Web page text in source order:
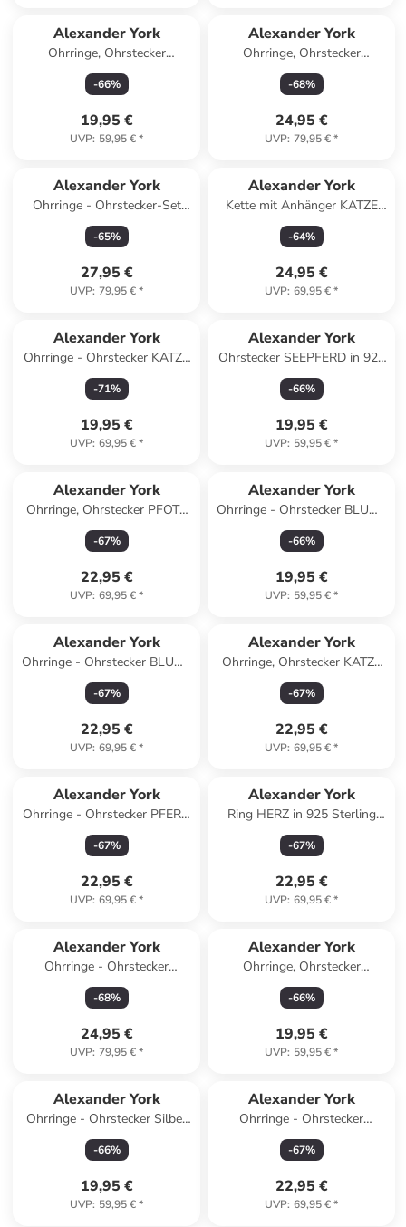
Alexander York
Ohrringe, Ohrstecker
REGENBOGEN in 925 Sterling
Silber, 2-tlg.
-66%
19,95 €
UVP: 59,95 €*
Alexander York
Ohrringe, Ohrstecker
STERNSCHWEIF HERZ in
925 Sterling Silber, 2-tlg.
-68%
24,95 €
UVP: 79,95 €*
Alexander York
Ohrringe - Ohrstecker-Set
REGENBOGEN - EINHORN in
925 Silber - 4-tlg.
-65%
27,95 €
UVP: 79,95 €*
Alexander York
Kette mit Anhänger KATZE
mit Kristall light rose in 925
Silber in silber
-64%
24,95 €
UVP: 69,95 €*
Alexander York
Ohrringe - Ohrstecker KATZE
weiß - stehend in 925 Silber -
2-tlg.
-71%
19,95 €
UVP: 69,95 €*
Alexander York
Ohrstecker SEEPFERD in 925
Sterling Silber, 2-tlg.
-66%
19,95 €
UVP: 59,95 €*
Alexander York
Ohrringe, Ohrstecker PFOTE
fuchsia in 925 Sterling Silber,
2-tlg.
-67%
22,95 €
UVP: 69,95 €*
Alexander York
Ohrringe - Ohrstecker BLUME
Kristall rosa in 925 Silber - 2-
tlg.
-66%
19,95 €
UVP: 59,95 €*
Alexander York
Ohrringe - Ohrstecker BLUME
Kristall regenbogenfarben in
925 Silber
-67%
22,95 €
UVP: 69,95 €*
Alexander York
Ohrringe, Ohrstecker KATZE
3d in Gold, 2-tlg.
-67%
22,95 €
UVP: 69,95 €*
Alexander York
Ohrringe - Ohrstecker PFERD
& HUFEISEN in Gold aus 925
Silber - 2-tlg.
-67%
22,95 €
UVP: 69,95 €*
Alexander York
Ring HERZ in 925 Sterling
Silber in silber
-67%
22,95 €
UVP: 69,95 €*
Alexander York
Ohrringe - Ohrstecker
BALLERINA light rose mit
Kristall in 925 Silber
-68%
24,95 €
UVP: 79,95 €*
Alexander York
Ohrringe, Ohrstecker
SCHNEEMANN rosa in 925
Sterling Silber, 2-tlg.
-66%
19,95 €
UVP: 59,95 €*
Alexander York
Ohrringe - Ohrstecker Silber
KRISTALL hellblau in 925
Silber - 2-tlg.
-66%
19,95 €
UVP: 59,95 €*
Alexander York
Ohrringe - Ohrstecker
SCHILDKRÖTE Kristall in 925
Silber - 2-tlg.
-67%
22,95 €
UVP: 69,95 €*